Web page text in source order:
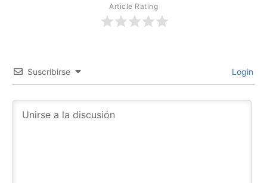
Article Rating
Suscribirse Login